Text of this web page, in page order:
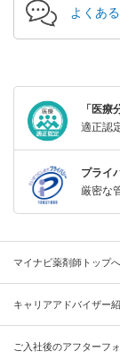
よくあ
「医
適正認
プライ
厳密な
マイナビ薬剤師トップへ
キャリアアドバイザー
ご入社後のアフターフ